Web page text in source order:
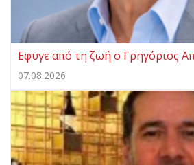
Eφυγε από τη ζωή ο Γρηγόριος
07.08.2026